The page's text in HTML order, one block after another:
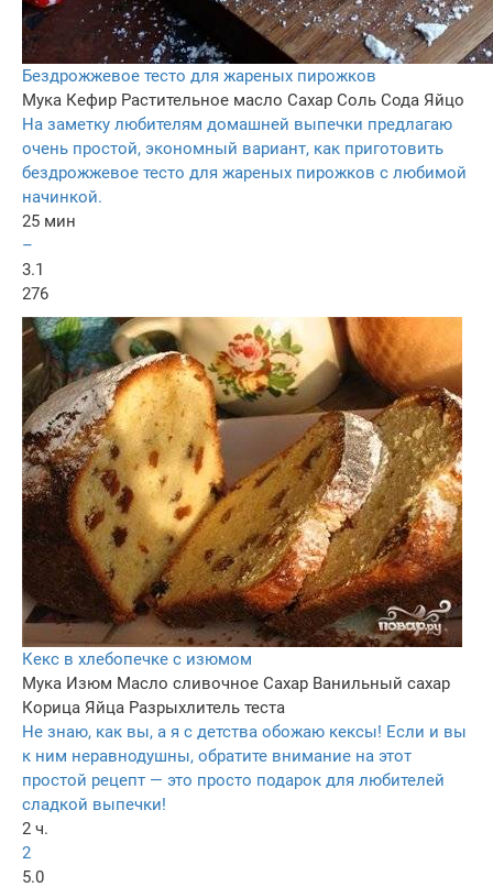
Бездрожжевое тесто для жареных пирожков
Мука Кефир Растительное масло Сахар Соль Сода Яйцо
На заметку любителям домашней выпечки предлагаю
очень простой, экономный вариант, как приготовить
бездрожжевое тесто для жареных пирожков с любимой
начинкой.
25 мин
–
3.1
276
Кекс в хлебопечке с изюмом
Мука Изюм Масло сливочное Сахар Ванильный сахар
Корица Яйца Разрыхлитель теста
Не знаю, как вы, а я с детства обожаю кексы! Если и вы
к ним неравнодушны, обратите внимание на этот
простой рецепт — это просто подарок для любителей
сладкой выпечки!
2 ч.
2
5.0